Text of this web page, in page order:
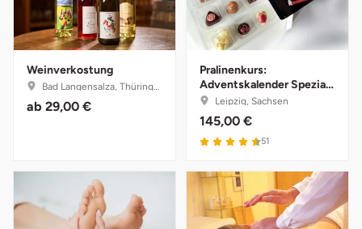
Weinverkostung
Bad Langensalza, Thüringen
ab 29,00 €
Pralinenkurs:
Adventskalender Spezial
für Kreative
Leipzig, Sachsen
145,00 €
51
Ostholstein
Oy-Mittelberg
Pinneberg